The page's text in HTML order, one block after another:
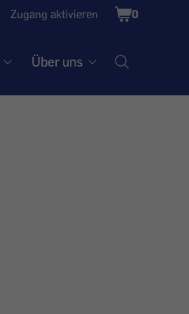
Zugang aktivieren
Shopping
Cart
0
Über uns